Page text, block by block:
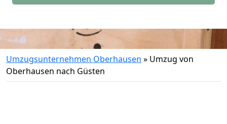
Umzugsunternehmen Oberhausen » Umzug von
Oberhausen nach Güsten